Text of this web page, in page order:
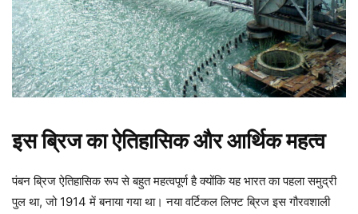
इस ब्रिज का ऐतिहासिक और आर्थिक महत्व
पंबन ब्रिज ऐतिहासिक रूप से बहुत महत्वपूर्ण है क्योंकि यह भारत का पहला समुद्री
पुल था, जो 1914 में बनाया गया था। नया वर्टिकल लिफ्ट ब्रिज इस गौरवशाली